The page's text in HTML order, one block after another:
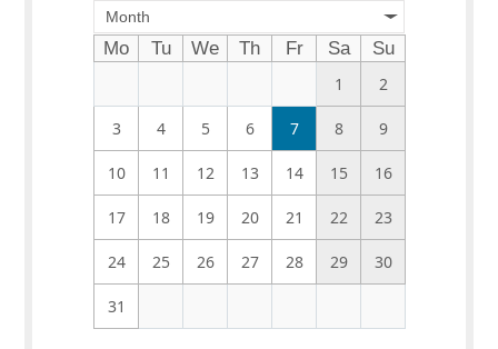
Month
Mo Tu We Th Fr Sa
Su
1
2
3 4 5 6 7 8 9
10 11 12 13 14 15 16
17 18 19 20 21 22 23
24 25 26 27 28 29 30
31